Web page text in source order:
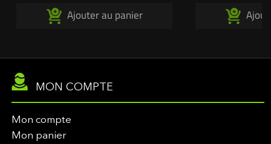
Ajouter au panier
MON COMPTE
Mon compte
Mon panier